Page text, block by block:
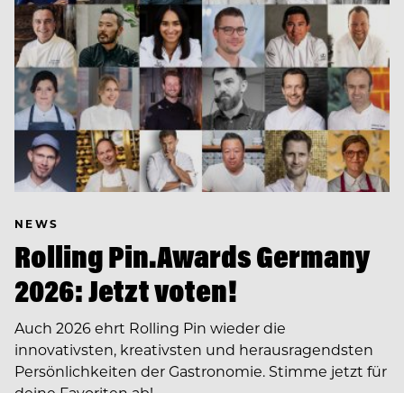
NEWS
Rolling Pin.Awards Germany
2026: Jetzt voten!
Auch 2026 ehrt Rolling Pin wieder die
innovativsten, kreativsten und herausragendsten
Persönlichkeiten der Gastronomie. Stimme jetzt für